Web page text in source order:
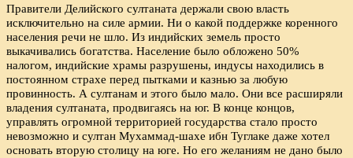
Правители Делийского султаната держали свою власть
исключительно на силе армии. Ни о какой поддержке коренного
населения речи не шло. Из индийских земель просто
выкачивались богатства. Население было обложено 50%
налогом, индийские храмы разрушены, индусы находились в
постоянном страхе перед пытками и казнью за любую
провинность. А султанам и этого было мало. Они все расширяли
владения султаната, продвигаясь на юг. В конце концов,
управлять огромной территорией государства стало просто
невозможно и султан Мухаммад-шахе ибн Туглаке даже хотел
основать вторую столицу на юге. Но его желаниям не дано было